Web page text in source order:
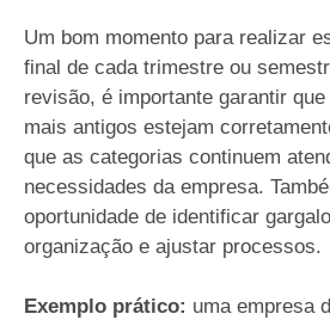
Um bom momento para realizar
final de cada trimestre ou
revisão, é importante garantir
mais antigos estejam
que as categorias continuem
necessidades da empresa.
oportunidade de identificar
organização e ajustar processos.
Exemplo prático: uma empresa